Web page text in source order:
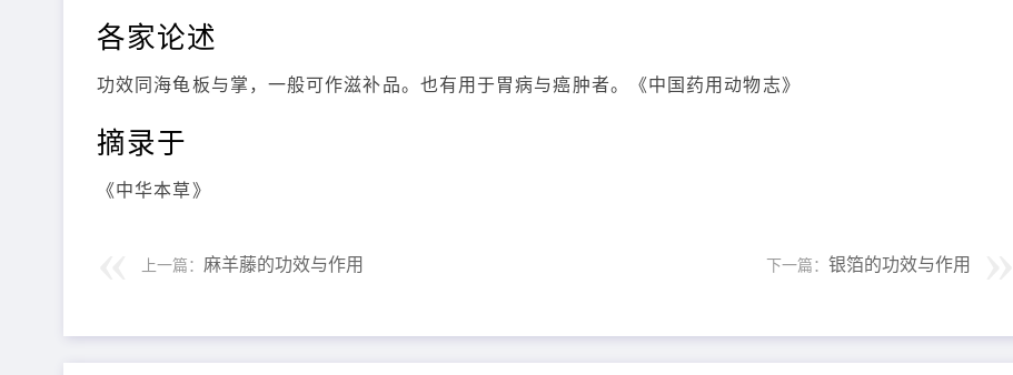
各家论述
功效同海龟板与掌，一般可作滋补品。也有用于胃病与癌肿者。《中国药用动物志》
摘录于
《中华本草》
上一篇： 麻羊藤的功效与作用 下一篇： 银箔的功效与作用